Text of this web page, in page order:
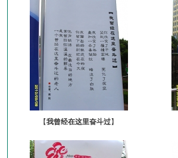
【我曾经在这里奋斗过】